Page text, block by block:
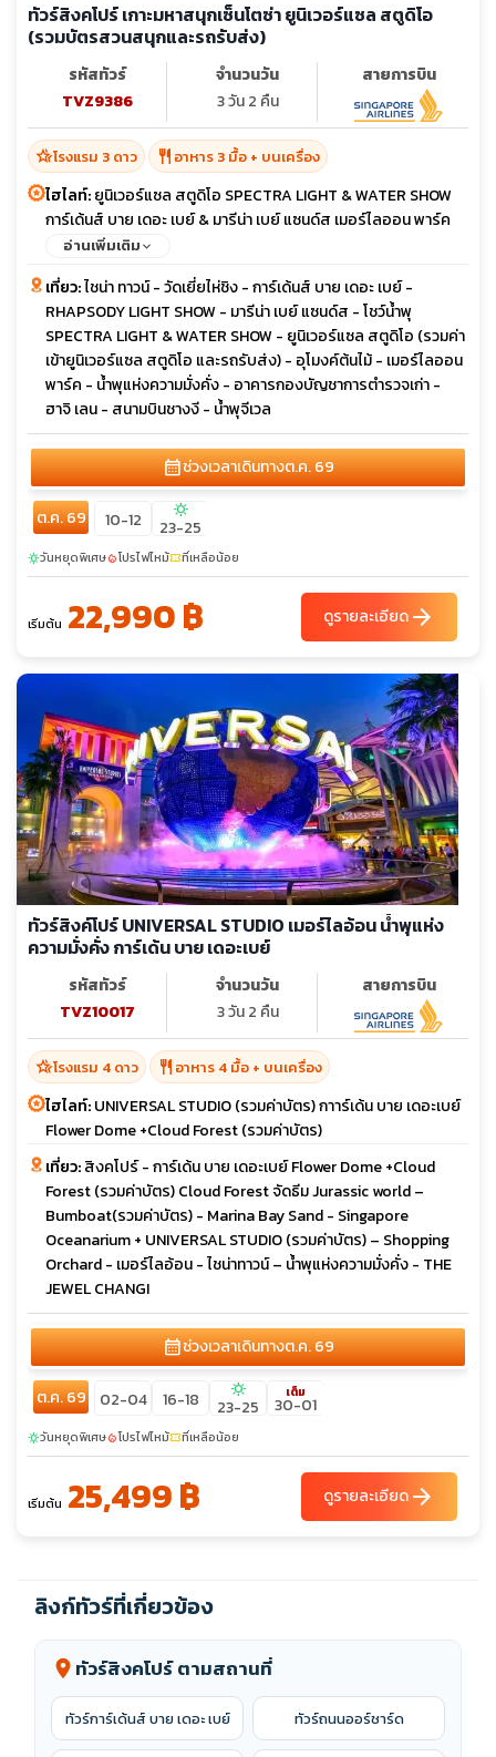
ทัวร์สิงคโปร์ เกาะมหาสนุกเซ็นโตซ่า ยูนิเวอร์แซล สตูดิโอ
(รวมบัตรสวนสนุกและรถรับส่ง)
รหัสทัวร์
TVZ9386
จำนวนวัน
3 วัน 2 คืน
สายการบิน
hotel_classโรงแรม 3 ดาว restaurant อาหาร 3 มื้อ + บนเครื่อง
ไฮไลท์:ยูนิเวอร์แซล สตูดิโอ SPECTRA LIGHT & WATER SHOW
การ์เด้นส์ บาย เดอะ เบย์ & มารีน่า เบย์ แซนด์ส เมอร์ไลออน พาร์ค
น้ำพุจีเวล น้ำพุแห่งความมั่งคั่ง
อ่านเพิ่มเติม
เที่ยว:ไชน่า ทาวน์ - วัดเยี่ยไห่ชิง - การ์เด้นส์ บาย เดอะ เบย์ -
RHAPSODY LIGHT SHOW - มารีน่า เบย์ แซนด์ส - โชว์น้ำพุ
SPECTRA LIGHT & WATER SHOW - ยูนิเวอร์แซล สตูดิโอ (รวมค่า
เข้ายูนิเวอร์แซล สตูดิโอ และรถรับส่ง) - อุโมงค์ต้นไม้ - เมอร์ไลออน
พาร์ค - น้ำพุแห่งความมั่งคั่ง - อาคารกองบัญชาการตำรวจเก่า -
ฮาจิ เลน - สนามบินชางงี - น้ำพุจีเวล
calendar_monthช่วงเวลาเดินทางต.ค. 69
ต.ค. 69 10-12 sunny
23-25
sunnyวันหยุดพิเศษlocal_fire_departmentโปรไฟไหม้confirmation_numberที่เหลือน้อย
เริ่มต้น 22,990 ฿ ดูรายละเอียดarrow_forward
ทัวร์สิงค์โปร์ UNIVERSAL STUDIO เมอร์ไลอ้อน น้ำพุแห่ง
ความมั่งคั่ง การ์เด้น บาย เดอะเบย์
รหัสทัวร์
TVZ10017
จำนวนวัน
3 วัน 2 คืน
สายการบิน
hotel_classโรงแรม 4 ดาว restaurant อาหาร 4 มื้อ + บนเครื่อง
ไฮไลท์:UNIVERSAL STUDIO (รวมค่าบัตร) กาาร์เด้น บาย เดอะเบย์
Flower Dome +Cloud Forest (รวมค่าบัตร)
เที่ยว:สิงคโปร์ - การ์เด้น บาย เดอะเบย์ Flower Dome +Cloud
Forest (รวมค่าบัตร) Cloud Forest จัดธีม Jurassic world –
Bumboat(รวมค่าบัตร) - Marina Bay Sand - Singapore
Oceanarium + UNIVERSAL STUDIO (รวมค่าบัตร) – Shopping
Orchard - เมอร์ไลอ้อน - ไชน่าทาวน์ – น้ำพุแห่งความมั่งคั่ง - THE
JEWEL CHANGI
calendar_monthช่วงเวลาเดินทางต.ค. 69
ต.ค. 69 02-04 16-18 sunny
23-25
เต็ม
30-01
sunnyวันหยุดพิเศษlocal_fire_departmentโปรไฟไหม้confirmation_numberที่เหลือน้อย
เริ่มต้น 25,499 ฿ ดูรายละเอียดarrow_forward
ลิงก์ทัวร์ที่เกี่ยวข้อง
location_on ทัวร์สิงคโปร์ ตามสถานที่
ทัวร์การ์เด้นส์ บาย เดอะ เบย์ ทัวร์ถนนออร์ชาร์ด